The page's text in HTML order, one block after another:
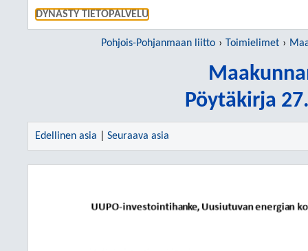
DYNASTY TIETOPALVELU
Pohjois-Pohjanmaan liitto Toimielimet
Pöytäkirja
Edellinen asia Seuraava asia